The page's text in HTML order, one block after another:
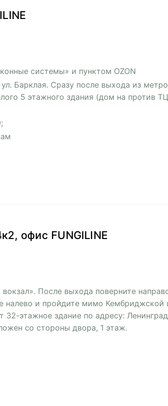
системы» и пунктом OZON
Барклая. Сразу после выхода из
5 этажного здания (дом на против
офис FUNGILINE
После выхода поверните
налево и пройдите мимо
32-этажное здание по адресу:
со стороны двора, 1 этаж.